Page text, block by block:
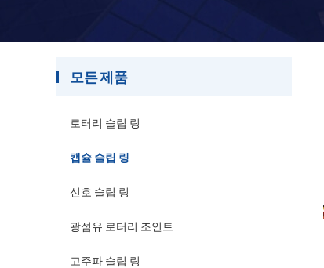
모든 제품
로터리 슬립 링
캡슐 슬립 링
신호 슬립 링
광섬유 로터리 조인트
고주파 슬립 링